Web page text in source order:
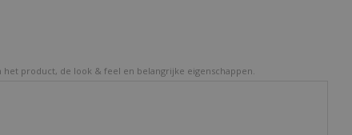
product, de look & feel en belangrijke eigenschappen.